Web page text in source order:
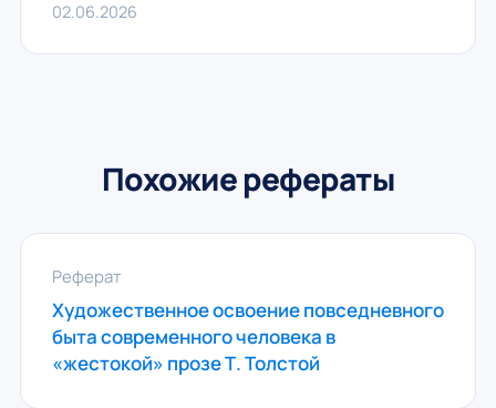
02.06.2026
Похожие рефераты
Реферат
Художественное освоение повседневного
быта современного человека в
«жестокой» прозе Т. Толстой